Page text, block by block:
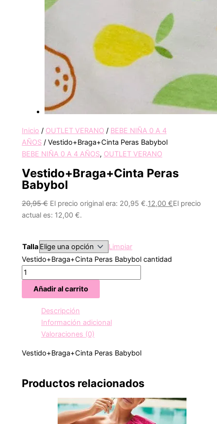
Inicio / OUTLET VERANO / BEBE NIÑA 0 A 4
AÑOS / Vestido+Braga+Cinta Peras Babybol
BEBE NIÑA 0 A 4 AÑOS, OUTLET VERANO
Vestido+Braga+Cinta Peras
Babybol
20,95€ El precio original era: 20,95 €.12,00€El precio
actual es: 12,00 €.
Talla
Limpiar
Vestido+Braga+Cinta Peras Babybol cantidad
Añadir al carrito
Descripción
Información adicional
Valoraciones (0)
Vestido+Braga+Cinta Peras Babybol
Productos relacionados